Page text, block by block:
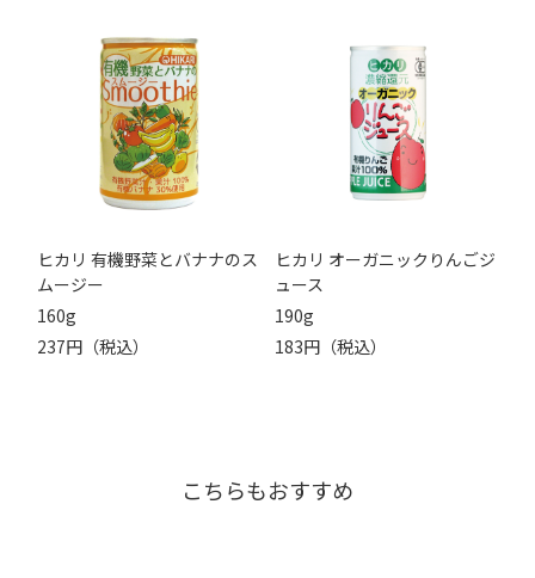
ヒカリ 有機野菜とバナナのス
ムージー
160g
237円（税込）
ヒカリ オーガニックりんごジ
ュース
190g
183円（税込）
こちらもおすすめ